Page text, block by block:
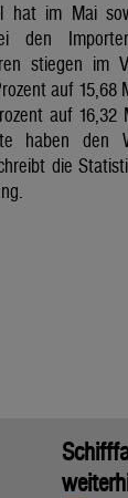
hat im Mai
den
stiegen im
auf 15,68
auf 16,32
haben den
die